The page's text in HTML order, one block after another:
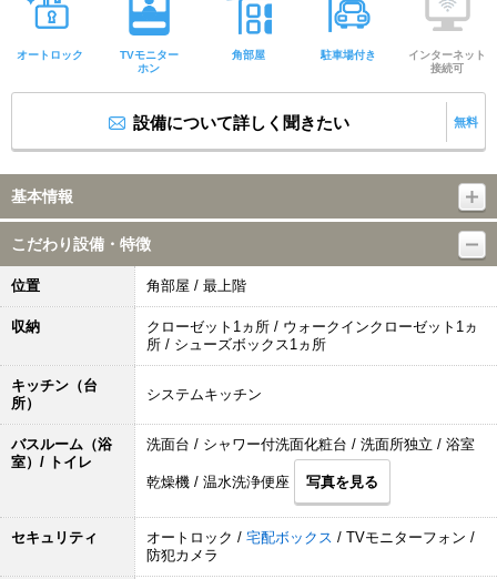
オートロック
TVモニター
ホン
角部屋 駐車場付き
インターネット
接続可
設備について詳しく聞きたい 無料
基本情報
こだわり設備・特徴
位置 角部屋 / 最上階
収納
クローゼット1ヵ所 / ウォークインクローゼット1ヵ
所 / シューズボックス1ヵ所
キッチン（台
所）
システムキッチン
バスルーム（浴
室）/ トイレ
洗面台 / シャワー付洗面化粧台 / 洗面所独立 / 浴室
乾燥機 / 温水洗浄便座 写真を見る
セキュリティ オートロック / 宅配ボックス / TVモニターフォン /
防犯カメラ